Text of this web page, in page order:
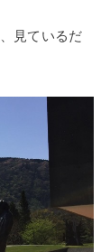
見ているだ